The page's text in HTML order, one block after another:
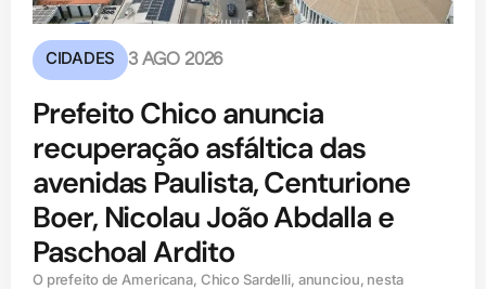
CIDADES 3 AGO 2026
Prefeito Chico anuncia
recuperação asfáltica das
avenidas Paulista, Centurione
Boer, Nicolau João Abdalla e
Paschoal Ardito
O prefeito de Americana, Chico Sardelli, anunciou, nesta